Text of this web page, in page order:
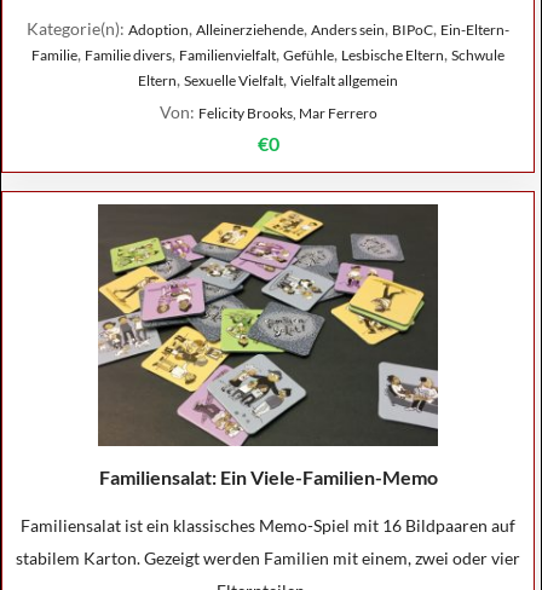
Kategorie(n): Adoption, Alleinerziehende, Anders sein, BIPoC, Ein-Eltern-
Familie, Familie divers, Familienvielfalt, Gefühle, Lesbische Eltern, Schwule
Eltern, Sexuelle Vielfalt, Vielfalt allgemein
Von: Felicity Brooks, Mar Ferrero
€0
Familiensalat: Ein Viele-Familien-Memo
Familiensalat ist ein klassisches Memo-Spiel mit 16 Bildpaaren auf
stabilem Karton. Gezeigt werden Familien mit einem, zwei oder vier